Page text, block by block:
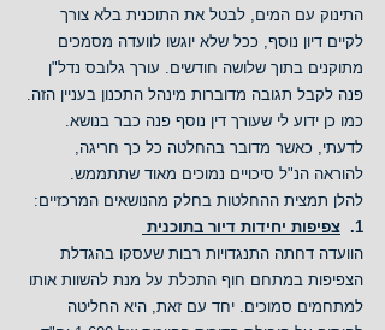
התינוק עם המים, לבטל את התוכנית בלא צורך
לקיים דיון נוסף, ככל שלא יוגשו לוועדה מסמכים
מתוקנים בתוך שלושה חודשים. עורך גלובס נדל"ן
פנה לקבל תגובה מדוברות מינהל התכנון בעניין הזה.
כמו כן ידוע לי שעורך דין נוסף פנה כבר בנושא.
לדעתי, כאשר מדובר בהחלטה כל כך חריגה,
להוראה הנ"ל סיכויים נמוכים מאוד שתתממש.
להלן תמצית ההחלטות בחלק מהנושאים המרכזיים:
1.
צפיפות יחידות דיור בתוכנית
הוועדה דחתה התנגדויות רבות שעסקו בהגדלת
הצפיפות במתחם חוף התכלת על מנת להשוות אותו
למתחמים סמוכים. יחד עם זאת, היא החליטה